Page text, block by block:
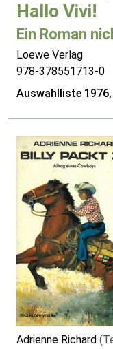
Hallo Vivi!
Ein Roman
Loewe Verlag
978-378551713-0
Auswahlliste
Adrienne Richard